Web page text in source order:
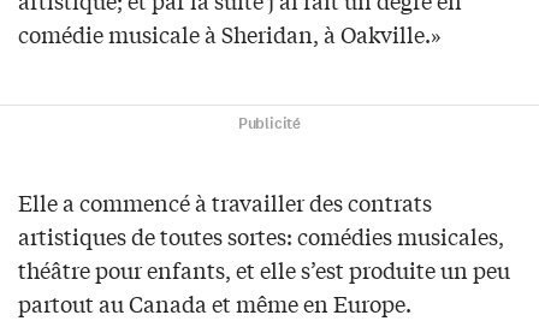
comédie musicale à Sheridan, à Oakville.»
Publicité
Elle a commencé à travailler des contrats
artistiques de toutes sortes: comédies musicales,
théâtre pour enfants, et elle s’est produite un peu
partout au Canada et même en Europe.